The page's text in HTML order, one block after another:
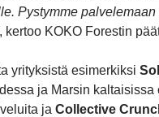
Pystymme
, kertoo KOKO Forestin
yrityksistä esimerkiksi
ja Marsin kaltaisissa
ja Collective